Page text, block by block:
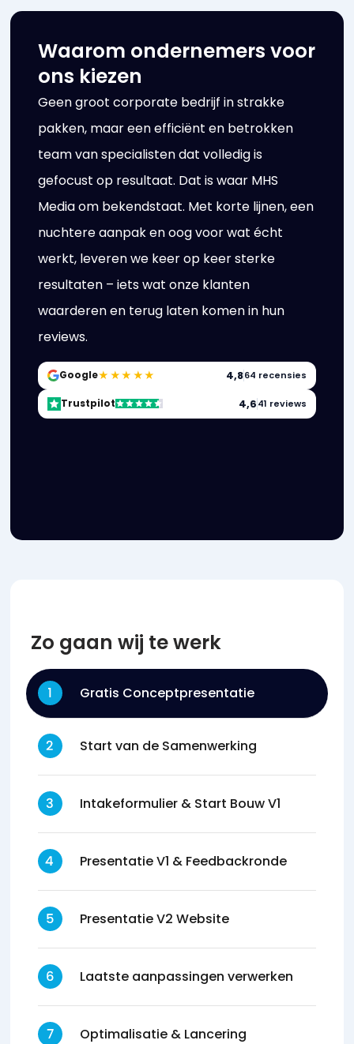
Waarom ondernemers voor
ons kiezen
Geen groot corporate bedrijf in strakke
pakken, maar een efficiënt en betrokken
team van specialisten dat volledig is
gefocust op resultaat. Dat is waar MHS
Media om bekendstaat. Met korte lijnen, een
nuchtere aanpak en oog voor wat écht
werkt, leveren we keer op keer sterke
resultaten – iets wat onze klanten
waarderen en terug laten komen in hun
reviews.
Google★★★★★ 4,864 recensies
Trustpilot 4,641 reviews
Zo gaan wij te werk
Gratis Conceptpresentatie
Start van de Samenwerking
Intakeformulier & Start Bouw V1
Presentatie V1 & Feedbackronde
Presentatie V2 Website
Laatste aanpassingen verwerken
Optimalisatie & Lancering